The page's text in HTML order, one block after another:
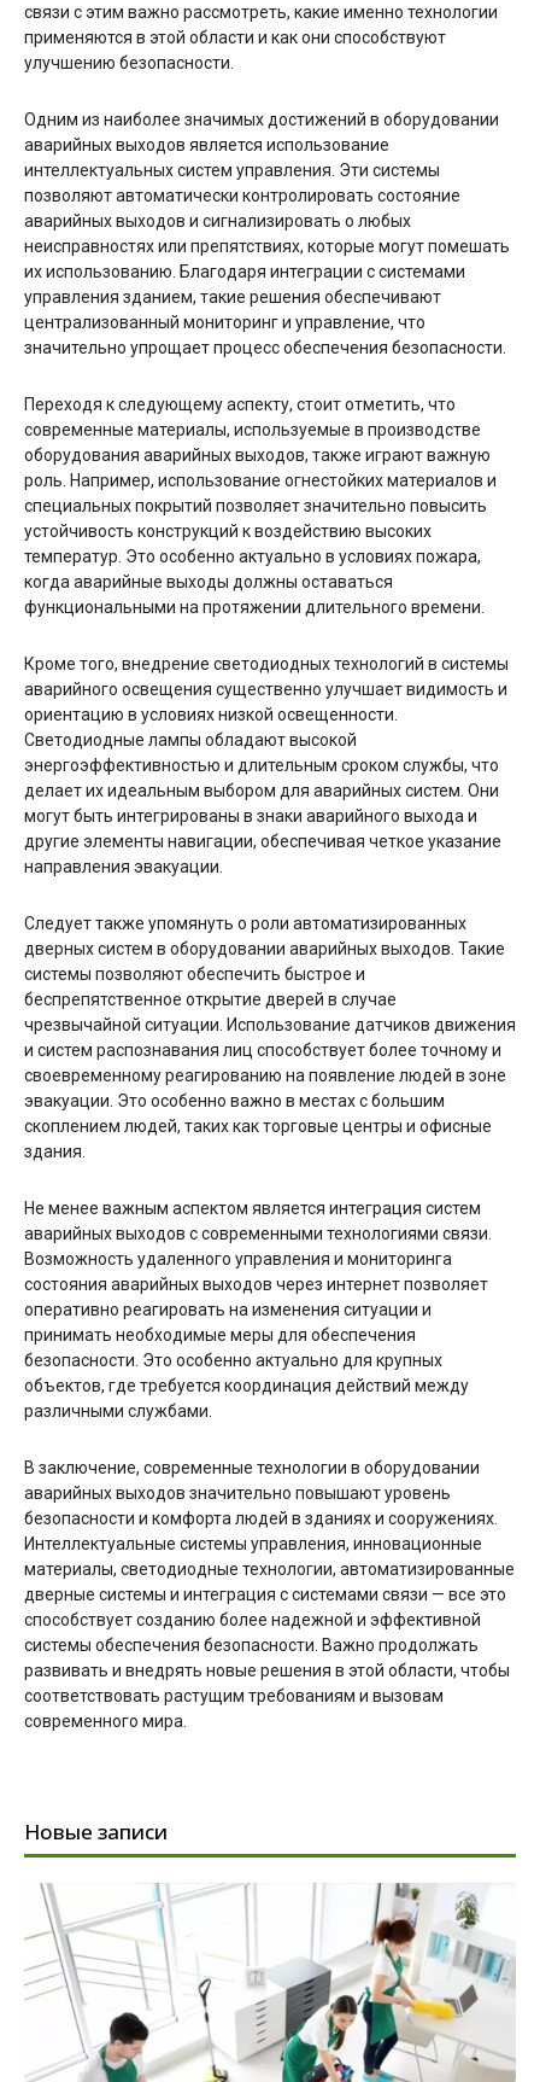
связи с этим важно рассмотреть, какие именно технологии
применяются в этой области и как они способствуют
улучшению безопасности.
Одним из наиболее значимых достижений в оборудовании
аварийных выходов является использование
интеллектуальных систем управления. Эти системы
позволяют автоматически контролировать состояние
аварийных выходов и сигнализировать о любых
неисправностях или препятствиях, которые могут помешать
их использованию. Благодаря интеграции с системами
управления зданием, такие решения обеспечивают
централизованный мониторинг и управление, что
значительно упрощает процесс обеспечения безопасности.
Переходя к следующему аспекту, стоит отметить, что
современные материалы, используемые в производстве
оборудования аварийных выходов, также играют важную
роль. Например, использование огнестойких материалов и
специальных покрытий позволяет значительно повысить
устойчивость конструкций к воздействию высоких
температур. Это особенно актуально в условиях пожара,
когда аварийные выходы должны оставаться
функциональными на протяжении длительного времени.
Кроме того, внедрение светодиодных технологий в системы
аварийного освещения существенно улучшает видимость и
ориентацию в условиях низкой освещенности.
Светодиодные лампы обладают высокой
энергоэффективностью и длительным сроком службы, что
делает их идеальным выбором для аварийных систем. Они
могут быть интегрированы в знаки аварийного выхода и
другие элементы навигации, обеспечивая четкое указание
направления эвакуации.
Следует также упомянуть о роли автоматизированных
дверных систем в оборудовании аварийных выходов. Такие
системы позволяют обеспечить быстрое и
беспрепятственное открытие дверей в случае
чрезвычайной ситуации. Использование датчиков движения
и систем распознавания лиц способствует более точному и
своевременному реагированию на появление людей в зоне
эвакуации. Это особенно важно в местах с большим
скоплением людей, таких как торговые центры и офисные
здания.
Не менее важным аспектом является интеграция систем
аварийных выходов с современными технологиями связи.
Возможность удаленного управления и мониторинга
состояния аварийных выходов через интернет позволяет
оперативно реагировать на изменения ситуации и
принимать необходимые меры для обеспечения
безопасности. Это особенно актуально для крупных
объектов, где требуется координация действий между
различными службами.
В заключение, современные технологии в оборудовании
аварийных выходов значительно повышают уровень
безопасности и комфорта людей в зданиях и сооружениях.
Интеллектуальные системы управления, инновационные
материалы, светодиодные технологии, автоматизированные
дверные системы и интеграция с системами связи — все это
способствует созданию более надежной и эффективной
системы обеспечения безопасности. Важно продолжать
развивать и внедрять новые решения в этой области, чтобы
соответствовать растущим требованиям и вызовам
современного мира.
Новые записи